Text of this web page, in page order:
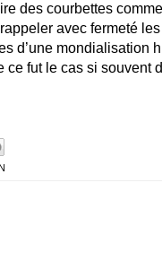
des courbettes
avec fermeté
d’une mondialisation
fut le cas si souvent